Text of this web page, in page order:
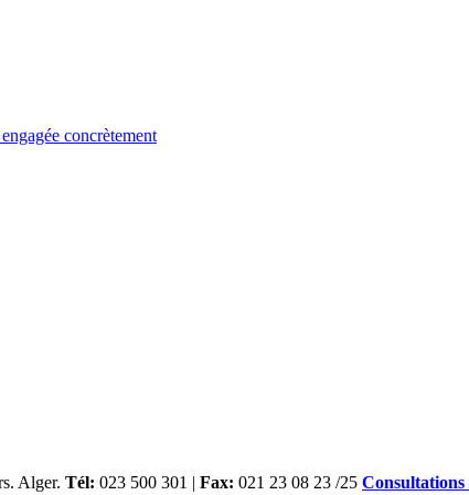
concrètement
Alger. Tél: 023 500 301 | Fax: 021 23 08 23 /25